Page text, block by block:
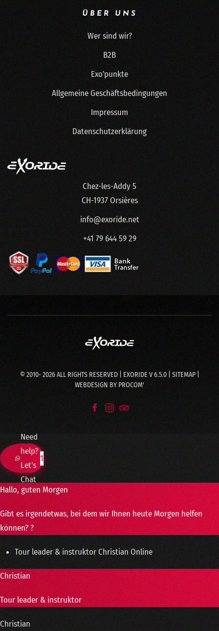
ÜBER UNS
Wer sind wir?
B2B
Exo'punkte
Allgemeine Geschäftsbedingungen
Impressum
Datenschutzerklärung
Chez-les-Addy 5
CH-1937 Orsières
info@exoride.net
+41 79 644 59 29
© 2010-2026ALL RIGHTS RESERVED | EXORIDE V 6.5.0 | SITEMAP|
WEBDESIGN BY PROCOM'
Need
help?
Let's
Chat
1
Hallo, guten Morgen
Gibt es irgendetwas, bei dem wir Ihnen heute Morgen helfen
können? ?
Tour leader & instruktorChristian Online
Christian
Tour leader & instruktor
Christian